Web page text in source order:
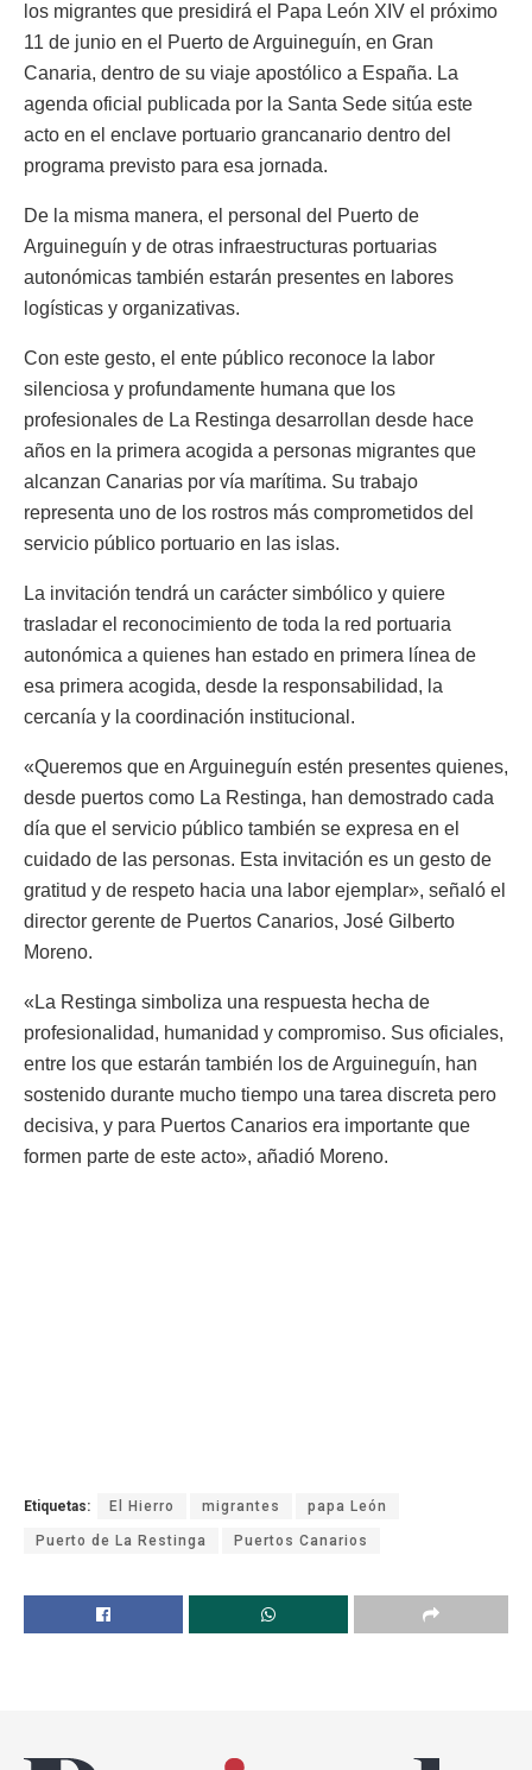
los migrantes que presidirá el Papa León XIV el próximo
11 de junio en el Puerto de Arguineguín, en Gran
Canaria, dentro de su viaje apostólico a España. La
agenda oficial publicada por la Santa Sede sitúa este
acto en el enclave portuario grancanario dentro del
programa previsto para esa jornada.
De la misma manera, el personal del Puerto de
Arguineguín y de otras infraestructuras portuarias
autonómicas también estarán presentes en labores
logísticas y organizativas.
Con este gesto, el ente público reconoce la labor
silenciosa y profundamente humana que los
profesionales de La Restinga desarrollan desde hace
años en la primera acogida a personas migrantes que
alcanzan Canarias por vía marítima. Su trabajo
representa uno de los rostros más comprometidos del
servicio público portuario en las islas.
La invitación tendrá un carácter simbólico y quiere
trasladar el reconocimiento de toda la red portuaria
autonómica a quienes han estado en primera línea de
esa primera acogida, desde la responsabilidad, la
cercanía y la coordinación institucional.
«Queremos que en Arguineguín estén presentes quienes,
desde puertos como La Restinga, han demostrado cada
día que el servicio público también se expresa en el
cuidado de las personas. Esta invitación es un gesto de
gratitud y de respeto hacia una labor ejemplar», señaló el
director gerente de Puertos Canarios, José Gilberto
Moreno.
«La Restinga simboliza una respuesta hecha de
profesionalidad, humanidad y compromiso. Sus oficiales,
entre los que estarán también los de Arguineguín, han
sostenido durante mucho tiempo una tarea discreta pero
decisiva, y para Puertos Canarios era importante que
formen parte de este acto», añadió Moreno.
Etiquetas: El Hierro migrantes papa León
Puerto de La Restinga Puertos Canarios